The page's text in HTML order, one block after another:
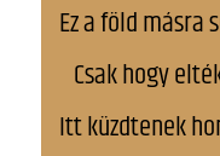
Ez a föld másra
Csak hogy
Itt küzdtenek